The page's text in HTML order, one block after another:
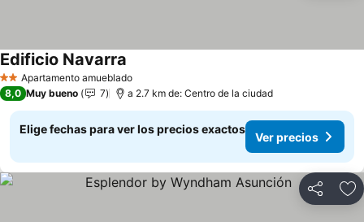
2 EstrellasApartamento amueblado
Edificio Navarra
8,0 Muy bueno 7 a 2.7 km de: Centro de la ciudad
Elige fechas para ver los precios exactos
Ver precios
Compartir